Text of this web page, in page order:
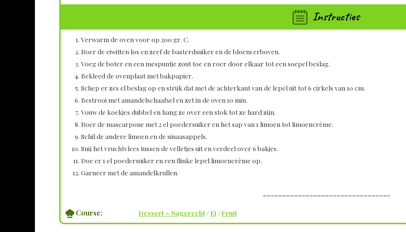
Instructies
Verwarm de oven voor op 200 gr. C.
Roer de eiwitten los en zeef de basterdsuiker en de bloem erboven.
Voeg de boter en een mespuntje zout toe en roer door elkaar tot een soepel beslag.
Bekleed de ovenplaat met bakpapier.
Schep er zes el beslag op en strijk dat met de achterkant van de lepel uit tot 6 cirkels van 10 cm.
Bestrooi met amandelschaafsel en zet in de oven 10 min.
Vouw de koekjes dubbel en hang ze over een stok tot ze hard zijn.
Roer de mascarpone met 2 el poedersuiker en het sap van 1 limoen tot limoencrème.
Schil de andere limoen en de sinaasappels.
Snij het vruchtvlees tussen de velletjes uit en verdeel over 6 bakjes.
Doe er 1 el poedersuiker en een flinke lepel limoencrème op.
Garneer met de amandelkrullen.
————————————————————————————————–
Course; Dessert – Nagerecht/Ei /Fruit